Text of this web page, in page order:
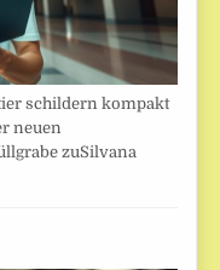
schildern kompakt
neuen
zuSilvana